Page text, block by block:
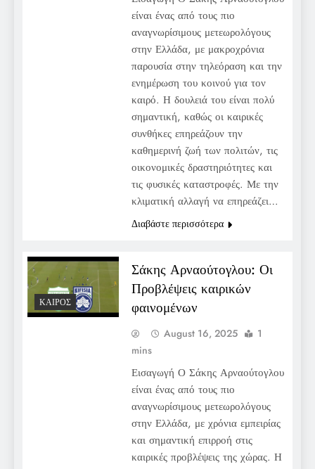
είναι ένας από τους πιο
αναγνωρίσιμους μετεωρολόγους
στην Ελλάδα, με μακροχρόνια
παρουσία στην τηλεόραση και την
ενημέρωση του κοινού για τον
καιρό. Η δουλειά του είναι πολύ
σημαντική, καθώς οι καιρικές
συνθήκες επηρεάζουν την
καθημερινή ζωή των πολιτών, τις
οικονομικές δραστηριότητες και
τις φυσικές καταστροφές. Με την
κλιματική αλλαγή να επηρεάζει…
Διαβάστε περισσότερα
ΚΑΙΡΌΣ
Σάκης Αρναούτογλου: Οι
Προβλέψεις καιρικών
φαινομένων
August 16, 2025
1
mins
Εισαγωγή Ο Σάκης Αρναούτογλου
είναι ένας από τους πιο
αναγνωρίσιμους μετεωρολόγους
στην Ελλάδα, με χρόνια εμπειρίας
και σημαντική επιρροή στις
καιρικές προβλέψεις της χώρας. Η